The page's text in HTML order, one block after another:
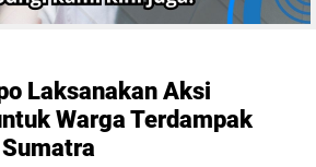
Laksanakan Aksi
Warga Terdampak